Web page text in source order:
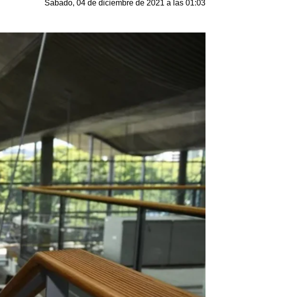
Sabado, 04 de diciembre de 2021 a las 01:03